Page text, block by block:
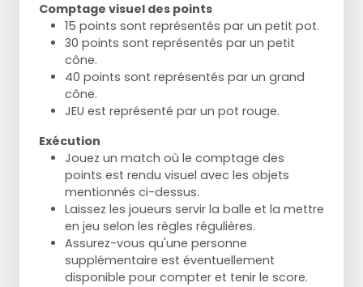
Comptage visuel des points
15 points sont représentés par un petit pot.
30 points sont représentés par un petit
cône.
40 points sont représentés par un grand
cône.
JEU est représenté par un pot rouge.
Exécution
Jouez un match où le comptage des
points est rendu visuel avec les objets
mentionnés ci-dessus.
Laissez les joueurs servir la balle et la mettre
en jeu selon les règles régulières.
Assurez-vous qu'une personne
supplémentaire est éventuellement
disponible pour compter et tenir le score.